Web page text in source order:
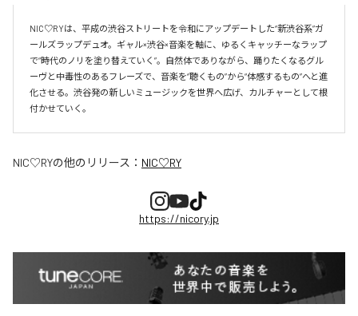
NIC♡RYは、平成の渋谷ストリートを令和にアップデートした“新渋谷系”ガ
ールズラップデュオ。ギャル×渋谷×音楽を軸に、ゆるくキャッチーなラップ
で“時代のノリを塗り替えていく”。自然体でありながら、踊りたくなるグル
ーヴと中毒性のあるフレーズで、音楽を“聴くもの”から“体感するもの”へと進
化させる。渋谷発の新しいミュージックを世界へ広げ、カルチャーとして根
付かせていく。
NIC♡RYの他のリリース： NIC♡RY
https://nicory.jp